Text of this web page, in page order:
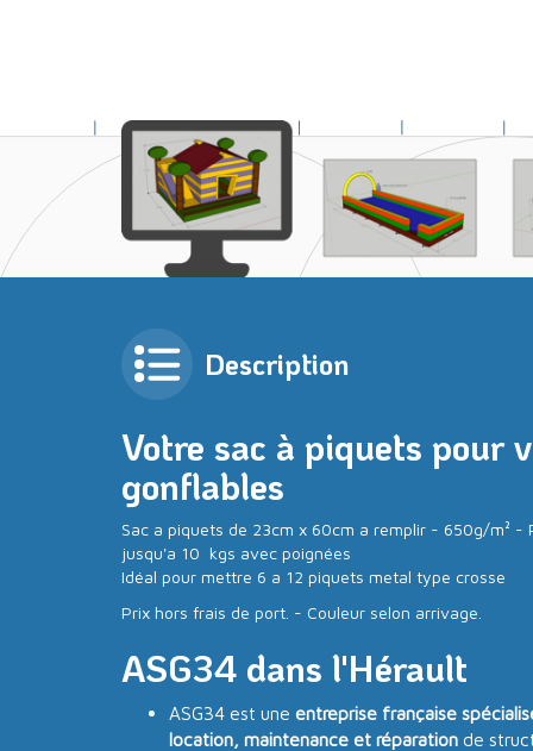
Description
Votre sac à piquets pour
gonflables
Sac a piquets de 23cm x 60cm a remplir - 650g/m² -
jusqu'a 10 kgs avec poignées
Idéal pour mettre 6 a 12 piquets metal type crosse
Prix hors frais de port. - Couleur selon arrivage.
ASG34 dans l'Hérault
ASG34 est une entreprise française
location, maintenance et réparation de